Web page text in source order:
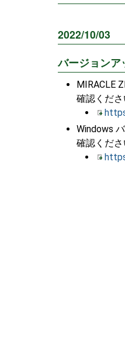
2022/10/03
バージョンア
MIRACLE
確認くださ
Windows
確認くださ